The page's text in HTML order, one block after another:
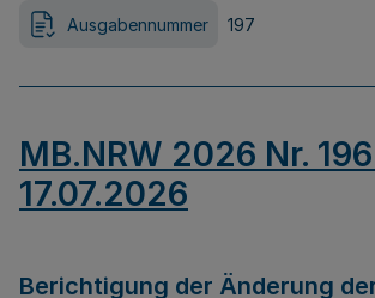
Ausgabennummer 197
MB.NRW 2026 Nr.
17.07.2026
Berichtigung der Änderung